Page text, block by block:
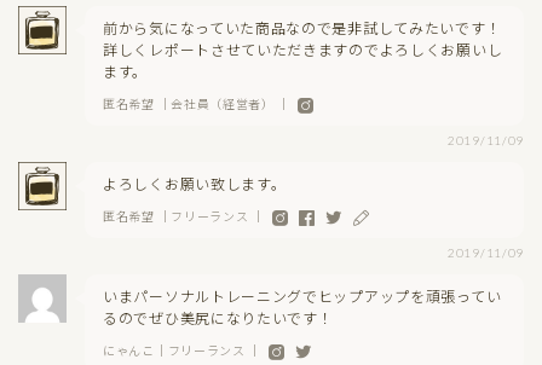
前から気になっていた商品なので是非試してみたいです！
詳しくレポートさせていただきますのでよろしくお願いし
ます。
匿名希望 ｜会社員（経営者） ｜
2019/11/09
よろしくお願い致します。
匿名希望 ｜フリーランス ｜
2019/11/09
いまパーソナルトレーニングでヒップアップを頑張ってい
るのでぜひ美尻になりたいです！
にゃんこ｜フリーランス ｜